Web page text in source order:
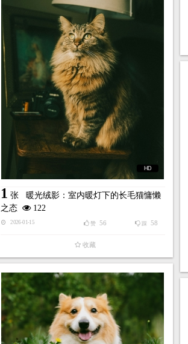
HD
1 张 暖光绒影：室内暖灯下的长毛猫慵懒
之态
122
2026-01-15 踩 58
赞 56
收藏